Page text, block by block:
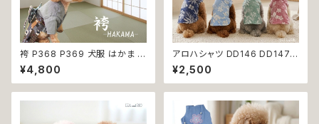
袴 P368 P369 犬服 はかま イ
エロー パープル 和柄 うさぎ リ
ボントップス ボトムス ドッグウェ
ア ドッグ ウェア ドッグウエア 犬
¥4,800
アロハシャツ DD146 DD147
DD148 DD149 アロハ トップス
シャツ ヤシの木 ハイビスカス
花柄 小型 中型 犬 犬服 猫 猫服
og おしゃれ かわいい 返品交換
不可
¥2,500